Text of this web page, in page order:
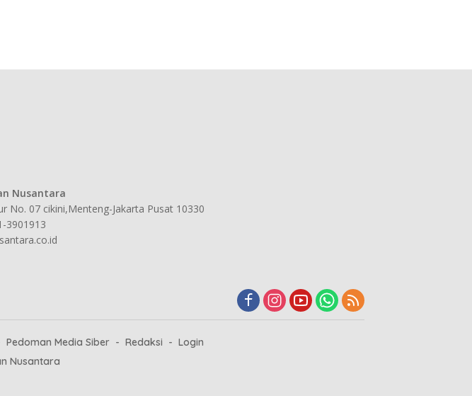
Nusantara
No. 07 cikini,Menteng-Jakarta Pusat 10330
3901913
Pedoman Media Siber Redaksi
Login
Nusantara